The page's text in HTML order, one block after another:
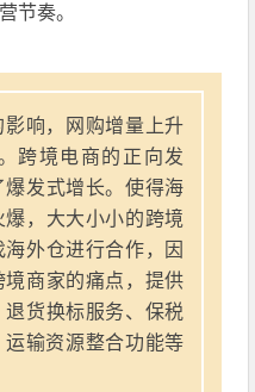
节奏。
响，网购增量上升
跨境电商的正向发
发式增长。使得海
，大大小小的跨境
外仓进行合作，因
商家的痛点，提供
货换标服务、保税
输资源整合功能等